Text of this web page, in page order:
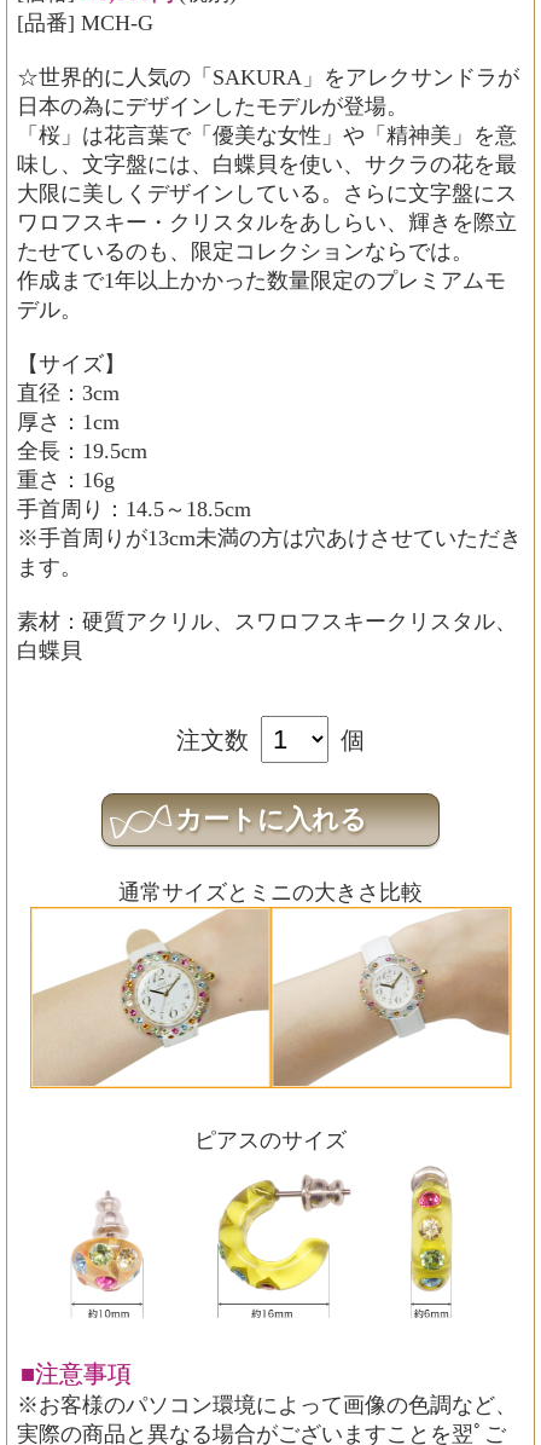
[品番] MCH-G
☆世界的に人気の「SAKURA」をアレクサンドラが
日本の為にデザインしたモデルが登場。
「桜」は花言葉で「優美な女性」や「精神美」を意
味し、文字盤には、白蝶貝を使い、サクラの花を最
大限に美しくデザインしている。さらに文字盤にス
ワロフスキー・クリスタルをあしらい、輝きを際立
たせているのも、限定コレクションならでは。
作成まで1年以上かかった数量限定のプレミアムモ
デル。
【サイズ】
直径：3cm
厚さ：1cm
全長：19.5cm
重さ：16g
手首周り：14.5～18.5cm
※手首周りが13cm未満の方は穴あけさせていただき
ます。
素材：硬質アクリル、スワロフスキークリスタル、
白蝶貝
注文数 個
通常サイズとミニの大きさ比較
ピアスのサイズ
■注意事項
※お客様のパソコン環境によって画像の色調など、
実際の商品と異なる場合がございますことを翌ﾟご